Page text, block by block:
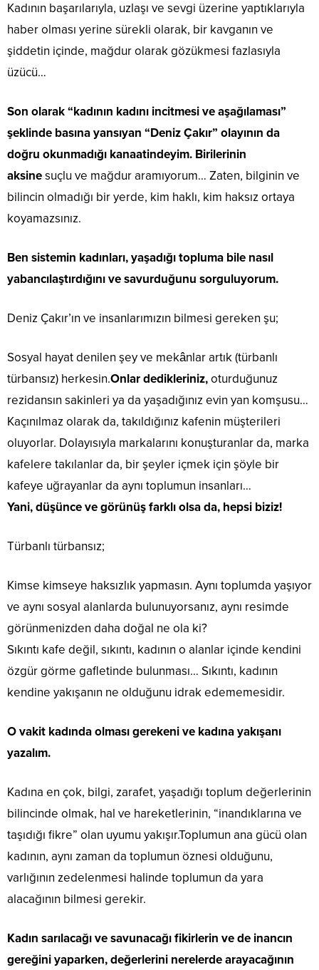
Kadının başarılarıyla, uzlaşı ve sevgi üzerine yaptıklarıyla
haber olması yerine sürekli olarak, bir kavganın ve
şiddetin içinde, mağdur olarak gözükmesi fazlasıyla
üzücü…
Son olarak “kadının kadını incitmesi ve aşağılaması”
şeklinde basına yansıyan “Deniz Çakır” olayının da
doğru okunmadığı kanaatindeyim. Birilerinin
aksinesuçlu ve mağdur aramıyorum… Zaten, bilginin ve
bilincin olmadığı bir yerde, kim haklı, kim haksız ortaya
koyamazsınız.
Ben sistemin kadınları, yaşadığı topluma bile nasıl
yabancılaştırdığını ve savurduğunu sorguluyorum.
Deniz Çakır’ın ve insanlarımızın bilmesi gereken şu;
Sosyal hayat denilen şey ve mekânlar artık (türbanlı
türbansız) herkesin.Onlar dedikleriniz,oturduğunuz
rezidansın sakinleri ya da yaşadığınız evin yan komşusu…
Kaçınılmaz olarak da, takıldığınız kafenin müşterileri
oluyorlar. Dolayısıyla markalarını konuşturanlar da, marka
kafelere takılanlar da, bir şeyler içmek için şöyle bir
kafeye uğrayanlar da aynı toplumun insanları…
Yani, düşünce ve görünüş farklı olsa da, hepsi biziz!
Türbanlı türbansız;
Kimse kimseye haksızlık yapmasın. Aynı toplumda yaşıyor
ve aynı sosyal alanlarda bulunuyorsanız, aynı resimde
görünmenizden daha doğal ne ola ki?
Sıkıntı kafe değil, sıkıntı, kadının o alanlar içinde kendini
özgür görme gafletinde bulunması… Sıkıntı, kadının
kendine yakışanın ne olduğunu idrak edememesidir.
O vakit kadında olması gerekeni ve kadına yakışanı
yazalım.
Kadına en çok, bilgi, zarafet, yaşadığı toplum değerlerinin
bilincinde olmak, hal ve hareketlerinin, “inandıklarına ve
taşıdığı fikre” olan uyumu yakışır.Toplumun ana gücü olan
kadının, aynı zaman da toplumun öznesi olduğunu,
varlığının zedelenmesi halinde toplumun da yara
alacağının bilmesi gerekir.
Kadın sarılacağı ve savunacağı fikirlerin ve de inancın
gereğini yaparken, değerlerini nerelerde arayacağının